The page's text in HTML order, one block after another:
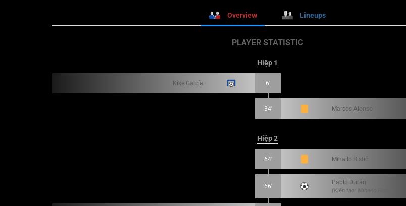
Overview Lineups
PLAYER STATISTIC
Hiệp 1
Kike García 6'
34' Marcos Alonso
Hiệp 2
64' Mihailo Ristić
66'
Pablo Durán
(Kiến tạo: Mihailo Ristić)